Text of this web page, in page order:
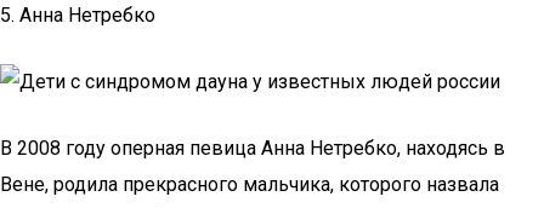
5. Анна Нетребко
В 2008 году оперная певица Анна Нетребко, находясь в
Вене, родила прекрасного мальчика, которого назвала